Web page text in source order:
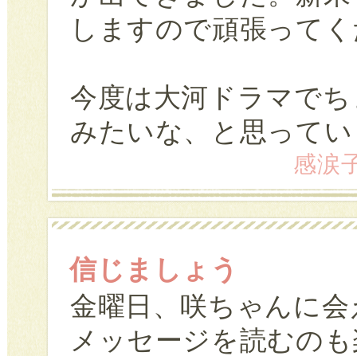
しますので頑張って
今度は大河ドラマで
みたいな、と思って
感涙
信じましょう
金曜日、咲ちゃんに
メッセージを読むの